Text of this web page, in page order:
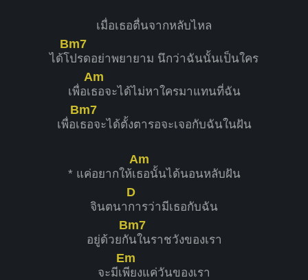
เมื่อเธอตื่นจากหลับไหล
ได้โ
Bm7
ปรดอย่าพยายาม นึกว่าฉันนั้นเป็นใคร
เพื่อเ
Am
ธอจะได้ไม่หาใครมาแทนที่ฉัน
เพื่อเ
Bm7
ธอจะได้ตั้งตารอจะเจอกับฉันในฝัน
* แค่อยากให้เ
Am
ธอนั้นได้นอนหลับฝัน
จินตนา
D
การว่ามีเธอกับฉัน
อยู่ด้วยกั
Bm7
นในราชวังของเรา
จะมีเ
Em
พียงแค่วันของเรา